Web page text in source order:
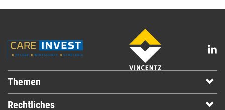
Themen
Rechtliches